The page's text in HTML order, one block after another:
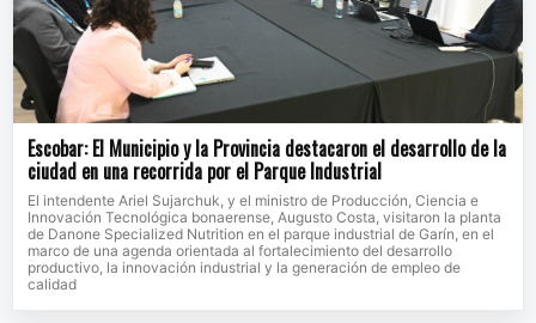
Escobar: El Municipio y la Provincia destacaron el desarrollo de la
ciudad en una recorrida por el Parque Industrial
El intendente Ariel Sujarchuk, y el ministro de Producción, Ciencia e
Innovación Tecnológica bonaerense, Augusto Costa, visitaron la planta
de Danone Specialized Nutrition en el parque industrial de Garín, en el
marco de una agenda orientada al fortalecimiento del desarrollo
productivo, la innovación industrial y la generación de empleo de
calidad